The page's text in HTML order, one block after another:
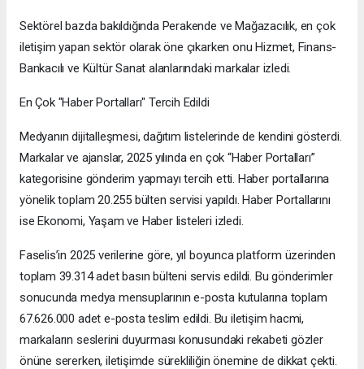
Sektörel bazda bakıldığında Perakende ve Mağazacılık, en çok
iletişim yapan sektör olarak öne çıkarken onu Hizmet, Finans-
Bankacılı ve Kültür Sanat alanlarındaki markalar izledi.
En Çok "Haber Portalları" Tercih Edildi
Medyanın dijitalleşmesi, dağıtım listelerinde de kendini gösterdi.
Markalar ve ajanslar, 2025 yılında en çok “Haber Portalları”
kategorisine gönderim yapmayı tercih etti. Haber portallarına
yönelik toplam 20.255 bülten servisi yapıldı. Haber Portallarını
ise Ekonomi, Yaşam ve Haber listeleri izledi.
Faselis’in 2025 verilerine göre, yıl boyunca platform üzerinden
toplam 39.314 adet basın bülteni servis edildi. Bu gönderimler
sonucunda medya mensuplarının e-posta kutularına toplam
67.626.000 adet e-posta teslim edildi. Bu iletişim hacmi,
markaların seslerini duyurması konusundaki rekabeti gözler
önüne sererken, iletişimde sürekliliğin önemine de dikkat çekti.